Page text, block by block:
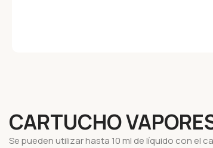
CARTUCHO
Se pueden utilizar hasta 10 ml de líquido con el